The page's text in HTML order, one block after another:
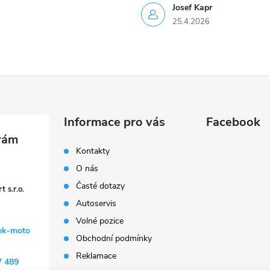
Josef Kapr
25.4.2026
s.r.o.
moto
489
Informace pro vás
Kontakty
O nás
Časté dotazy
Autoservis
Volné pozice
Obchodní podmínky
Reklamace
Facebook